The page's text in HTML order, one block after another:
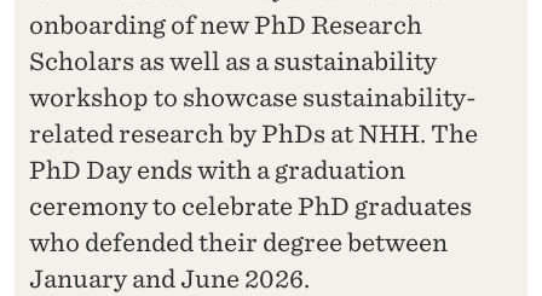
onboarding of new PhD Research
Scholars as well as a sustainability
workshop to showcase sustainability-
related research by PhDs at NHH. The
PhD Day ends with a graduation
ceremony to celebrate PhD graduates
who defended their degree between
January and June 2026.